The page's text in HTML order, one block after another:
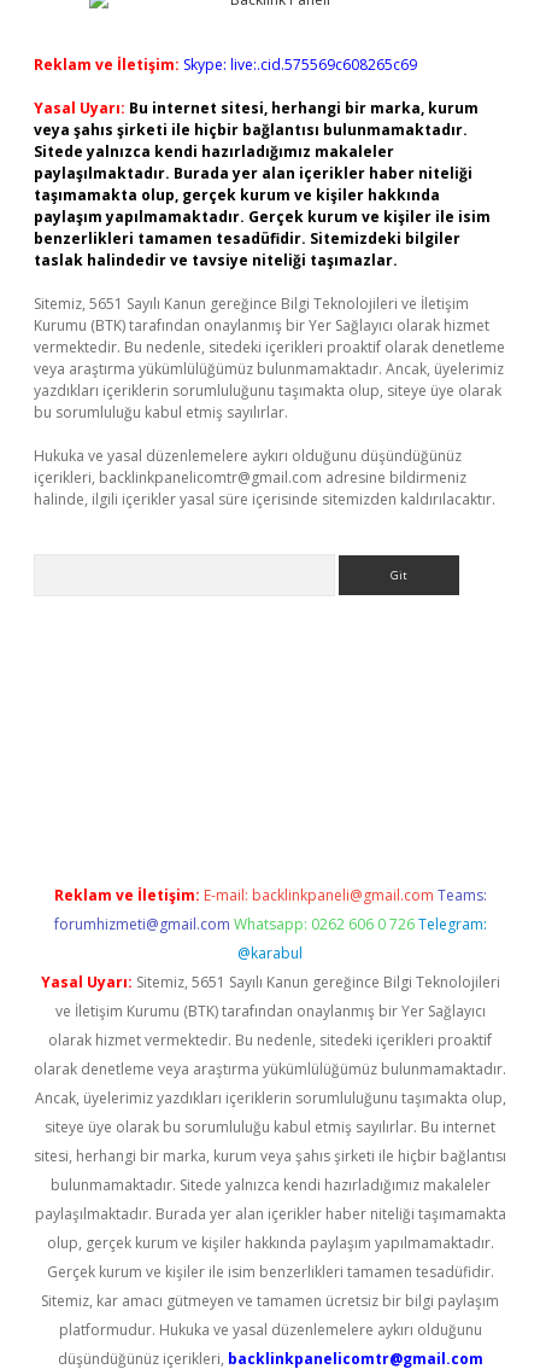
Reklam ve İletişim: Skype: live:.cid.575569c608265c69
Yasal Uyarı: Bu internet sitesi, herhangi bir marka, kurum
veya şahıs şirketi ile hiçbir bağlantısı bulunmamaktadır.
Sitede yalnızca kendi hazırladığımız makaleler
paylaşılmaktadır. Burada yer alan içerikler haber niteliği
taşımamakta olup, gerçek kurum ve kişiler hakkında
paylaşım yapılmamaktadır. Gerçek kurum ve kişiler ile isim
benzerlikleri tamamen tesadüfidir. Sitemizdeki bilgiler
taslak halindedir ve tavsiye niteliği taşımazlar.
Sitemiz, 5651 Sayılı Kanun gereğince Bilgi Teknolojileri ve İletişim
Kurumu (BTK) tarafından onaylanmış bir Yer Sağlayıcı olarak hizmet
vermektedir. Bu nedenle, sitedeki içerikleri proaktif olarak denetleme
veya araştırma yükümlülüğümüz bulunmamaktadır. Ancak, üyelerimiz
yazdıkları içeriklerin sorumluluğunu taşımakta olup, siteye üye olarak
bu sorumluluğu kabul etmiş sayılırlar.
Hukuka ve yasal düzenlemelere aykırı olduğunu düşündüğünüz
içerikleri, backlinkpanelicomtr@gmail.com adresine bildirmeniz
halinde, ilgili içerikler yasal süre içerisinde sitemizden kaldırılacaktır.
Reklam ve İletişim: E-mail: backlinkpaneli@gmail.com Teams:
forumhizmeti@gmail.com Whatsapp: 0262 606 0 726 Telegram:
@karabul
Yasal Uyarı: Sitemiz, 5651 Sayılı Kanun gereğince Bilgi Teknolojileri
ve İletişim Kurumu (BTK) tarafından onaylanmış bir Yer Sağlayıcı
olarak hizmet vermektedir. Bu nedenle, sitedeki içerikleri proaktif
olarak denetleme veya araştırma yükümlülüğümüz bulunmamaktadır.
Ancak, üyelerimiz yazdıkları içeriklerin sorumluluğunu taşımakta olup,
siteye üye olarak bu sorumluluğu kabul etmiş sayılırlar. Bu internet
sitesi, herhangi bir marka, kurum veya şahıs şirketi ile hiçbir bağlantısı
bulunmamaktadır. Sitede yalnızca kendi hazırladığımız makaleler
paylaşılmaktadır. Burada yer alan içerikler haber niteliği taşımamakta
olup, gerçek kurum ve kişiler hakkında paylaşım yapılmamaktadır.
Gerçek kurum ve kişiler ile isim benzerlikleri tamamen tesadüfidir.
Sitemiz, kar amacı gütmeyen ve tamamen ücretsiz bir bilgi paylaşım
platformudur. Hukuka ve yasal düzenlemelere aykırı olduğunu
düşündüğünüz içerikleri, backlinkpanelicomtr@gmail.com